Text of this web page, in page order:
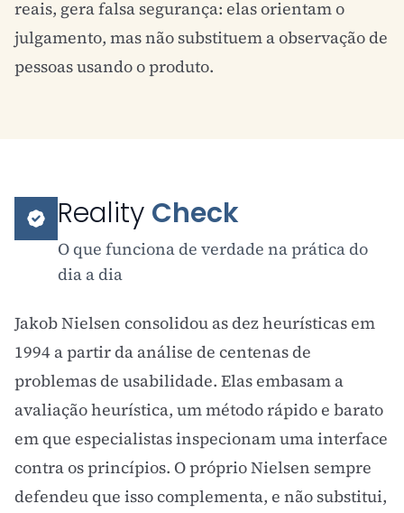
reais, gera falsa segurança: elas orientam o
julgamento, mas não substituem a observação de
pessoas usando o produto.
Reality Check
O que funciona de verdade na prática do
dia a dia
Jakob Nielsen consolidou as dez heurísticas em
1994 a partir da análise de centenas de
problemas de usabilidade. Elas embasam a
avaliação heurística, um método rápido e barato
em que especialistas inspecionam uma interface
contra os princípios. O próprio Nielsen sempre
defendeu que isso complementa, e não substitui,